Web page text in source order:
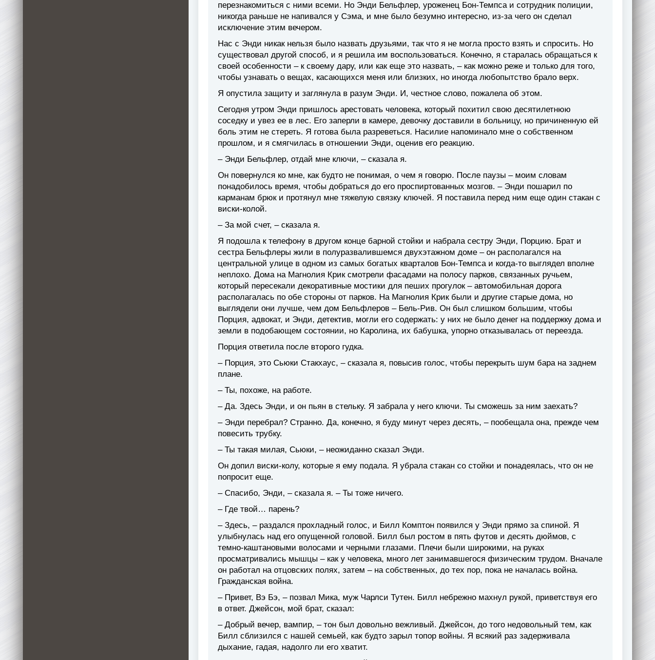
перезнакомиться с ними всеми. Но Энди Бельфлер, уроженец Бон-Темпса и сотрудник полиции,
никогда раньше не напивался у Сэма, и мне было безумно интересно, из-за чего он сделал
исключение этим вечером.
Нас с Энди никак нельзя было назвать друзьями, так что я не могла просто взять и спросить. Но
существовал другой способ, и я решила им воспользоваться. Конечно, я старалась обращаться к
своей особенности – к своему дару, или как еще это назвать, – как можно реже и только для того,
чтобы узнавать о вещах, касающихся меня или близких, но иногда любопытство брало верх.
Я опустила защиту и заглянула в разум Энди. И, честное слово, пожалела об этом.
Сегодня утром Энди пришлось арестовать человека, который похитил свою десятилетнюю
соседку и увез ее в лес. Его заперли в камере, девочку доставили в больницу, но причиненную ей
боль этим не стереть. Я готова была разреветься. Насилие напоминало мне о собственном
прошлом, и я смягчилась в отношении Энди, оценив его реакцию.
– Энди Бельфлер, отдай мне ключи, – сказала я.
Он повернулся ко мне, как будто не понимая, о чем я говорю. После паузы – моим словам
понадобилось время, чтобы добраться до его проспиртованных мозгов. – Энди пошарил по
карманам брюк и протянул мне тяжелую связку ключей. Я поставила перед ним еще один стакан с
виски-колой.
– За мой счет, – сказала я.
Я подошла к телефону в другом конце барной стойки и набрала сестру Энди, Порцию. Брат и
сестра Бельфлеры жили в полуразвалившемся двухэтажном доме – он располагался на
центральной улице в одном из самых богатых кварталов Бон-Темпса и когда-то выглядел вполне
неплохо. Дома на Магнолия Крик смотрели фасадами на полосу парков, связанных ручьем,
который пересекали декоративные мостики для пеших прогулок – автомобильная дорога
располагалась по обе стороны от парков. На Магнолия Крик были и другие старые дома, но
выглядели они лучше, чем дом Бельфлеров – Бель-Рив. Он был слишком большим, чтобы
Порция, адвокат, и Энди, детектив, могли его содержать: у них не было денег на поддержку дома и
земли в подобающем состоянии, но Каролина, их бабушка, упорно отказывалась от переезда.
Порция ответила после второго гудка.
– Порция, это Сьюки Стакхаус, – сказала я, повысив голос, чтобы перекрыть шум бара на заднем
плане.
– Ты, похоже, на работе.
– Да. Здесь Энди, и он пьян в стельку. Я забрала у него ключи. Ты сможешь за ним заехать?
– Энди перебрал? Странно. Да, конечно, я буду минут через десять, – пообещала она, прежде чем
повесить трубку.
– Ты такая милая, Сьюки, – неожиданно сказал Энди.
Он допил виски-колу, которые я ему подала. Я убрала стакан со стойки и понадеялась, что он не
попросит еще.
– Спасибо, Энди, – сказала я. – Ты тоже ничего.
– Где твой… парень?
– Здесь, – раздался прохладный голос, и Билл Комптон появился у Энди прямо за спиной. Я
улыбнулась над его опущенной головой. Билл был ростом в пять футов и десять дюймов, с
темно-каштановыми волосами и черными глазами. Плечи были широкими, на руках
просматривались мышцы – как у человека, много лет занимавшегося физическим трудом. Вначале
он работал на отцовских полях, затем – на собственных, до тех пор, пока не началась война.
Гражданская война.
– Привет, Вэ Бэ, – позвал Мика, муж Чарлси Тутен. Билл небрежно махнул рукой, приветствуя его
в ответ. Джейсон, мой брат, сказал:
– Добрый вечер, вампир, – тон был довольно вежливый. Джейсон, до того недовольный тем, как
Билл сблизился с нашей семьей, как будто зарыл топор войны. Я всякий раз задерживала
дыхание, гадая, надолго ли его хватит.